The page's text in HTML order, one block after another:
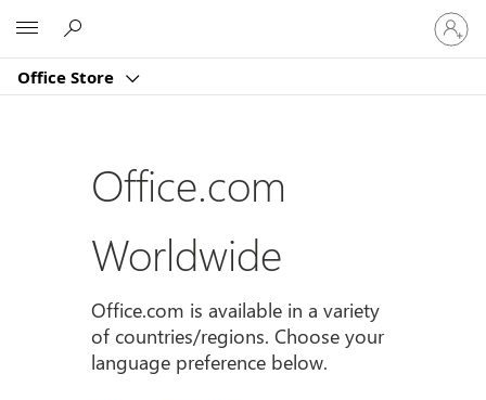
Office Store
Sign
in
to
account
Office.com
Worldwide
Office.com is available in a variety
of countries/regions. Choose your
language preference below.